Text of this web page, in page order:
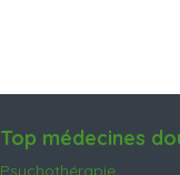
Top médecines
Psychothérapie